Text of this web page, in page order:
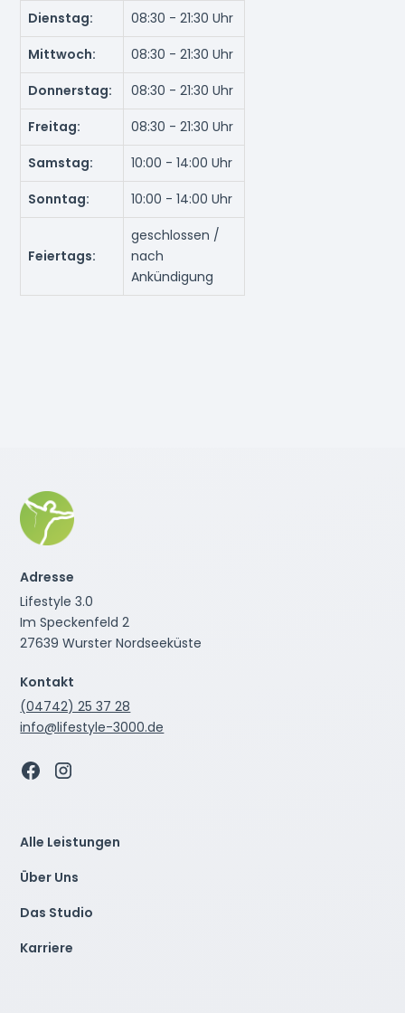
Dienstag:
08:30 - 21:30 Uhr
Mittwoch:
08:30 - 21:30 Uhr
Donnerstag:
08:30 - 21:30 Uhr
Freitag:
08:30 - 21:30 Uhr
Samstag:
10:00 - 14:00 Uhr
Sonntag:
10:00 - 14:00 Uhr
Feiertags:
geschlossen /
nach
Ankündigung
Adresse
Lifestyle 3.0
Im Speckenfeld 2
27639 Wurster Nordseeküste
Kontakt
(04742) 25 37 28
info@lifestyle-3000.de
Alle Leistungen
Über Uns
Das Studio
Karriere